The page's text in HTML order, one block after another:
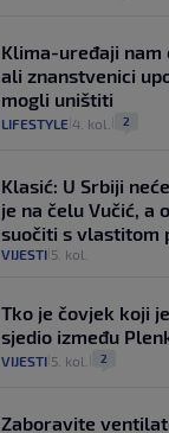
Klima-uređaji nam
ali znanstvenici
mogli uništiti
LIFESTYLE 4. kol. 2
Klasić: U Srbiji
je na čelu Vučić, a
suočiti s vlastitom
VIJESTI 5. kol.
Tko je čovjek koji
sjedio između
VIJESTI 5. kol. 2
Zaboravite